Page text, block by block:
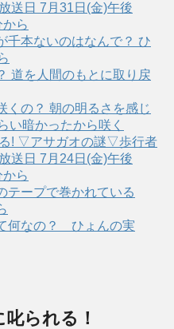
送日 7月31日(金)午後
ら
千本ないのはなんで？ ひ
道を人間のもとに取り戻
くの？ 朝の明るさを感じ
い暗かったから咲く
! ▽アサガオの謎▽歩行者
送日 7月24日(金)午後
ら
テープで巻かれている
何なの？ ひょんの実
られる！